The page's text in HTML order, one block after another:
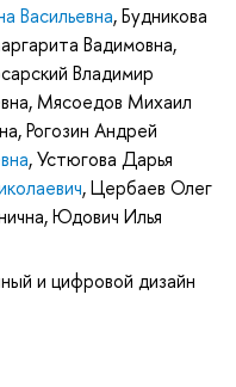
Васильевна,Будникова
Вадимовна,
Владимир
, Мясоедов Михаил
,Рогозин Андрей
,Устюгова Дарья
,Цербаев Олег
,Юдович Илья
и цифровой дизайн